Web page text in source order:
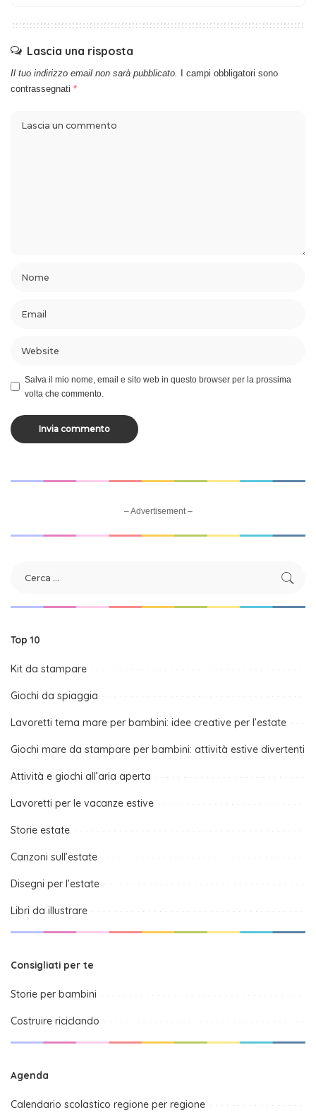
Lascia una risposta
Il tuo indirizzo email non sarà pubblicato. I campi obbligatori sono
contrassegnati *
Salva il mio nome, email e sito web in questo browser per la prossima
volta che commento.
– Advertisement –
Top 10
Kit da stampare
Giochi da spiaggia
Lavoretti tema mare per bambini: idee creative per l’estate
Giochi mare da stampare per bambini: attività estive divertenti
Attività e giochi all’aria aperta
Lavoretti per le vacanze estive
Storie estate
Canzoni sull’estate
Disegni per l’estate
Libri da illustrare
Consigliati per te
Storie per bambini
Costruire riciclando
Agenda
Calendario scolastico regione per regione